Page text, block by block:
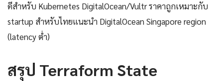
ดีสำหรับ Kubernetes DigitalOcean/Vultr ราคาถูกเหมาะกับ
startup สำหรับไทยแนะนำ DigitalOcean Singapore region
(latency ต่ำ)
สรุป Terraform State